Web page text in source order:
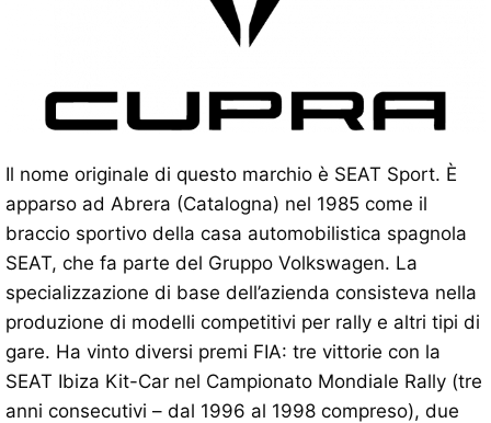
Il nome originale di questo marchio è SEAT Sport. È
apparso ad Abrera (Catalogna) nel 1985 come il
braccio sportivo della casa automobilistica spagnola
SEAT, che fa parte del Gruppo Volkswagen. La
specializzazione di base dell’azienda consisteva nella
produzione di modelli competitivi per rally e altri tipi di
gare. Ha vinto diversi premi FIA: tre vittorie con la
SEAT Ibiza Kit-Car nel Campionato Mondiale Rally (tre
anni consecutivi – dal 1996 al 1998 compreso), due